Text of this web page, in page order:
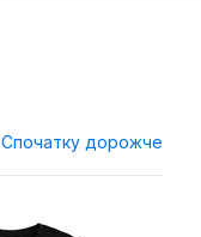
Спочатку дорожче